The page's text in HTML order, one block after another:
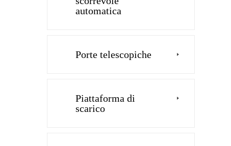
automatica
Porte telescopiche
Piattaforma di
scarico